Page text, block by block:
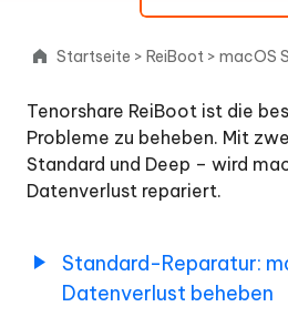
Systemreparatur
iOS/iPadOS
Update
iOS/iPadOS
macOS-
Systemreparatur
Startseite > ReiBoot > macOS
Tenorshare ReiBoot ist die
Probleme zu beheben. Mit
Standard und Deep – wird
Datenverlust repariert.
Standard-Reparatur:
Datenverlust beheben